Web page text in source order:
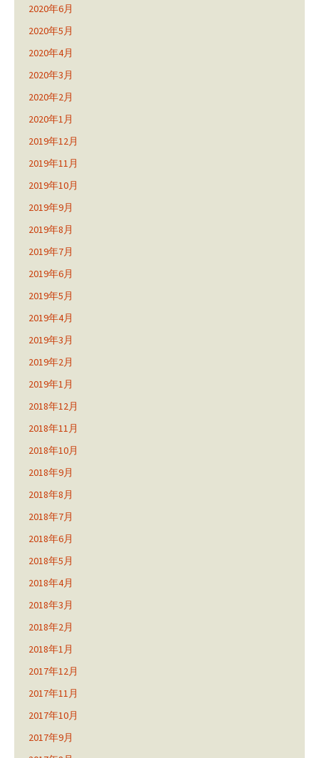
2020年6月
2020年5月
2020年4月
2020年3月
2020年2月
2020年1月
2019年12月
2019年11月
2019年10月
2019年9月
2019年8月
2019年7月
2019年6月
2019年5月
2019年4月
2019年3月
2019年2月
2019年1月
2018年12月
2018年11月
2018年10月
2018年9月
2018年8月
2018年7月
2018年6月
2018年5月
2018年4月
2018年3月
2018年2月
2018年1月
2017年12月
2017年11月
2017年10月
2017年9月